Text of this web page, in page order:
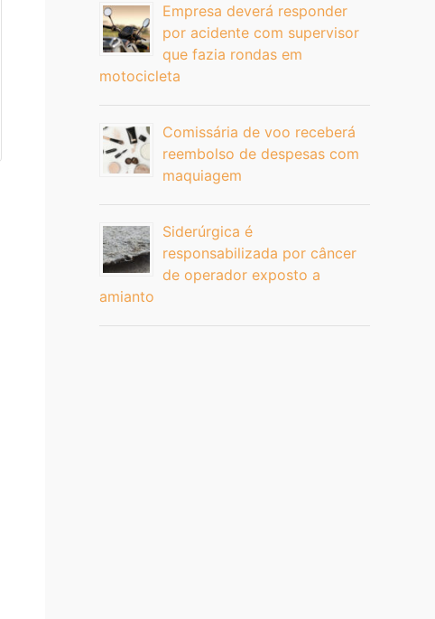
Empresa deverá responder
por acidente com supervisor
que fazia rondas em
motocicleta
Comissária de voo receberá
reembolso de despesas com
maquiagem
Siderúrgica é
responsabilizada por câncer
de operador exposto a
amianto